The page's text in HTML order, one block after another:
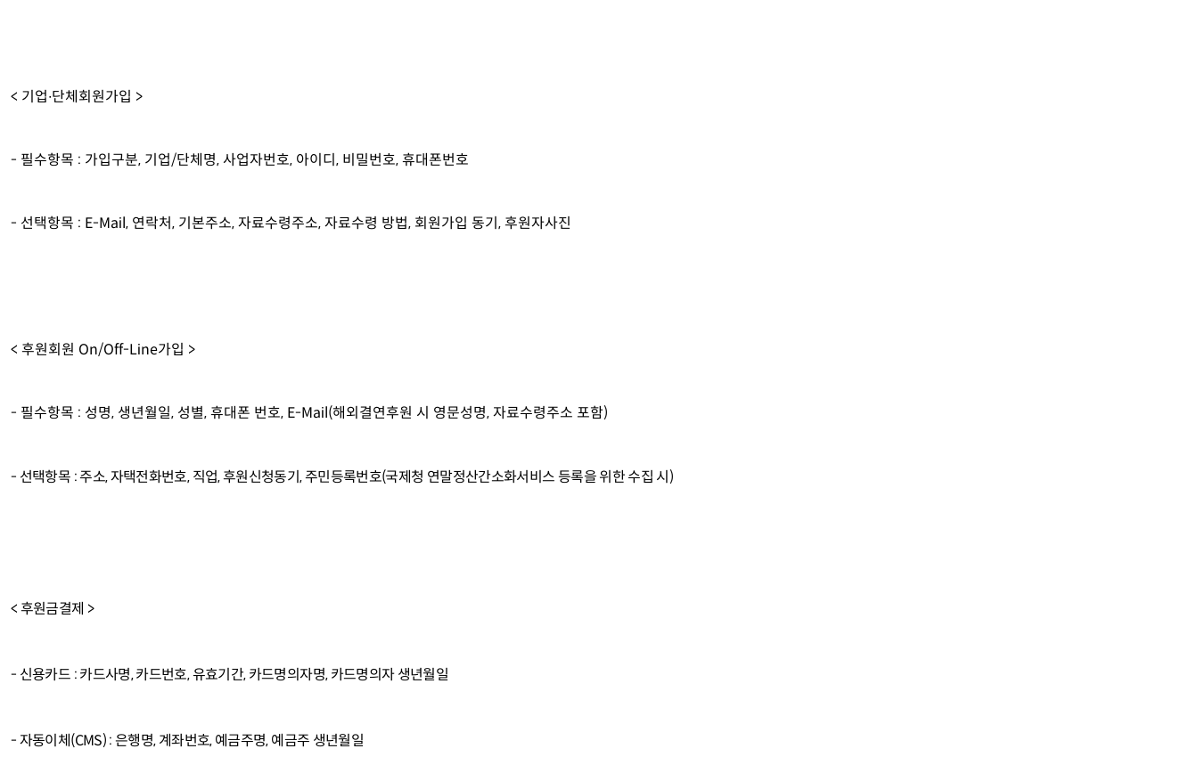
< 기업∙단체회원가입 >
- 필수항목 : 가입구분, 기업/단체명, 사업자번호, 아이디, 비밀번호, 휴대폰번호
- 선택항목 : E-Mail, 연락처, 기본주소, 자료수령주소, 자료수령 방법, 회원가입 동기, 후원자사진
< 후원회원 On/Off-Line가입 >
- 필수항목 : 성명, 생년월일, 성별, 휴대폰 번호, E-Mail(해외결연후원 시 영문성명, 자료수령주소 포함)
- 선택항목 : 주소, 자택전화번호, 직업, 후원신청동기, 주민등록번호(국제청 연말정산간소화서비스 등록을 위한 수집 시)
< 후원금결제 >
- 신용카드 : 카드사명, 카드번호, 유효기간, 카드명의자명, 카드명의자 생년월일
- 자동이체(CMS) : 은행명, 계좌번호, 예금주명, 예금주 생년월일